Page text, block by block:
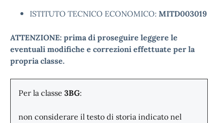
ISTITUTO TECNICO ECONOMICO: MITD003019
ATTENZIONE: prima di proseguire leggere le
eventuali modifiche e correzioni effettuate per la
propria classe.
Per la classe 3BG:
non considerare il testo di storia indicato nel